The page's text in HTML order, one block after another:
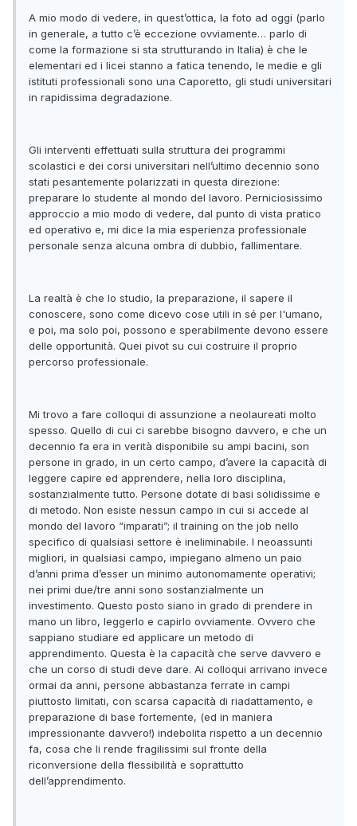
A mio modo di vedere, in quest’ottica, la foto ad oggi (parlo
in generale, a tutto c’è eccezione ovviamente… parlo di
come la formazione si sta strutturando in Italia) è che le
elementari ed i licei stanno a fatica tenendo, le medie e gli
istituti professionali sono una Caporetto, gli studi universitari
in rapidissima degradazione.
Gli interventi effettuati sulla struttura dei programmi
scolastici e dei corsi universitari nell’ultimo decennio sono
stati pesantemente polarizzati in questa direzione:
preparare lo studente al mondo del lavoro. Perniciosissimo
approccio a mio modo di vedere, dal punto di vista pratico
ed operativo e, mi dice la mia esperienza professionale
personale senza alcuna ombra di dubbio, fallimentare.
La realtà è che lo studio, la preparazione, il sapere il
conoscere, sono come dicevo cose utili in sé per l'umano,
e poi, ma solo poi, possono e sperabilmente devono essere
delle opportunità. Quei pivot su cui costruire il proprio
percorso professionale.
Mi trovo a fare colloqui di assunzione a neolaureati molto
spesso. Quello di cui ci sarebbe bisogno davvero, e che un
decennio fa era in verità disponibile su ampi bacini, son
persone in grado, in un certo campo, d’avere la capacità di
leggere capire ed apprendere, nella loro disciplina,
sostanzialmente tutto. Persone dotate di basi solidissime e
di metodo. Non esiste nessun campo in cui si accede al
mondo del lavoro “imparati”; il training on the job nello
specifico di qualsiasi settore è ineliminabile. I neoassunti
migliori, in qualsiasi campo, impiegano almeno un paio
d’anni prima d’esser un minimo autonomamente operativi;
nei primi due/tre anni sono sostanzialmente un
investimento. Questo posto siano in grado di prendere in
mano un libro, leggerlo e capirlo ovviamente. Ovvero che
sappiano studiare ed applicare un metodo di
apprendimento. Questa è la capacità che serve davvero e
che un corso di studi deve dare. Ai colloqui arrivano invece
ormai da anni, persone abbastanza ferrate in campi
piuttosto limitati, con scarsa capacità di riadattamento, e
preparazione di base fortemente, (ed in maniera
impressionante davvero!) indebolita rispetto a un decennio
fa, cosa che li rende fragilissimi sul fronte della
riconversione della flessibilità e soprattutto
dell’apprendimento.